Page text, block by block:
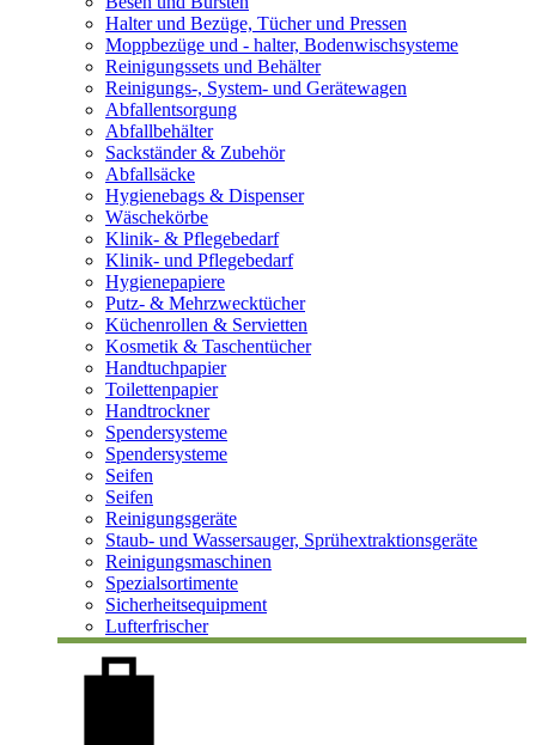
Halter und Bezüge, Tücher und Pressen
Moppbezüge und - halter, Bodenwischsysteme
Reinigungssets und Behälter
Reinigungs-, System- und Gerätewagen
Abfallentsorgung
Abfallbehälter
Sackständer & Zubehör
Abfallsäcke
Hygienebags & Dispenser
Wäschekörbe
Klinik- & Pflegebedarf
Klinik- und Pflegebedarf
Hygienepapiere
Putz- & Mehrzwecktücher
Küchenrollen & Servietten
Kosmetik & Taschentücher
Handtuchpapier
Toilettenpapier
Handtrockner
Spendersysteme
Spendersysteme
Seifen
Seifen
Reinigungsgeräte
Staub- und Wassersauger, Sprühextraktionsgeräte
Reinigungsmaschinen
Spezialsortimente
Sicherheitsequipment
Lufterfrischer